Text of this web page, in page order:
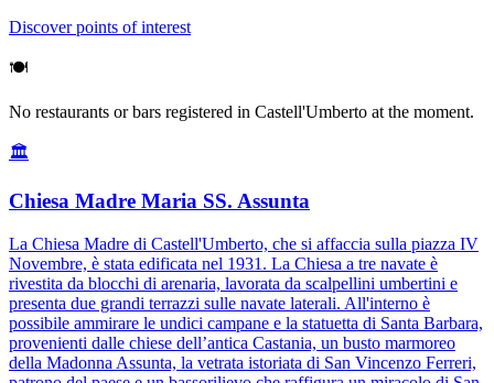
Discover points of interest
🍽️
No restaurants or bars registered in Castell'Umberto at the moment.
🏛️
Chiesa Madre Maria SS. Assunta
La Chiesa Madre di Castell'Umberto, che si affaccia sulla piazza IV
Novembre, è stata edificata nel 1931. La Chiesa a tre navate è
rivestita da blocchi di arenaria, lavorata da scalpellini umbertini e
presenta due grandi terrazzi sulle navate laterali. All'interno è
possibile ammirare le undici campane e la statuetta di Santa Barbara,
provenienti dalle chiese dell’antica Castania, un busto marmoreo
della Madonna Assunta, la vetrata istoriata di San Vincenzo Ferreri,